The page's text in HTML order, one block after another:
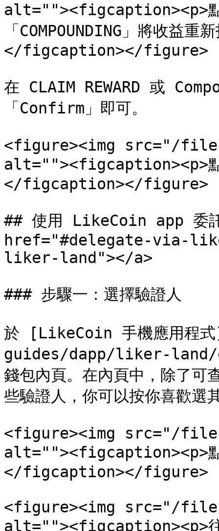
alt=""><figcaption><p>點「
「COMPOUNDING」將收益
</figcaption></figure>
在 CLAIM REWARD 或
「Confirm」即可。
<figure><img src="/files/
alt=""><figcaption><p>點
</figcaption></figure>
## 使用 LikeCoin app 委
href="#delegate-via-
liker-land"></a>
### 步驟一：選擇驗證人
於 [LikeCoin 手機應用程
guides/dapp/liker-land/
錢包內頁。在內頁中，除了可
些驗證人，你可以按你喜歡選
<figure><img src="/
alt=""><figcaption><p>點
</figcaption></figure>
<figure><img src="/files/
alt=""><figcaption><p>往